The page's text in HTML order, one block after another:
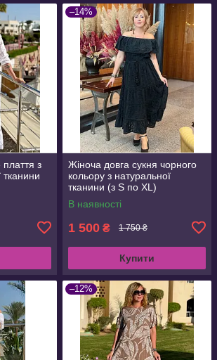
плаття з
тканини
–14%
Жіноча довга сукня чорного
кольору з натуральної
тканини (з S по XL)
В наявності
1 500 ₴ 1 750 ₴
Купити
–12%